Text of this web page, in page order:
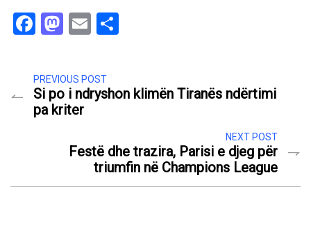
Facebook
Mastodon
Email
PREVIOUS POST
Si po i ndryshon klimën Tiranës ndërtimi
pa kriter
NEXT POST
Festë dhe trazira, Parisi e djeg për
triumfin në Champions League